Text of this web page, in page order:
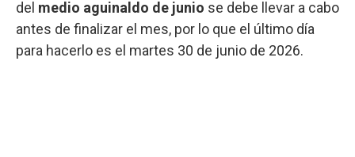
del medio aguinaldo de junio se debe llevar a cabo
antes de finalizar el mes, por lo que el último día
para hacerlo es el martes 30 de junio de 2026.